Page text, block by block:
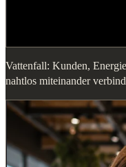
Vattenfall: Kunden,
nahtlos miteinander